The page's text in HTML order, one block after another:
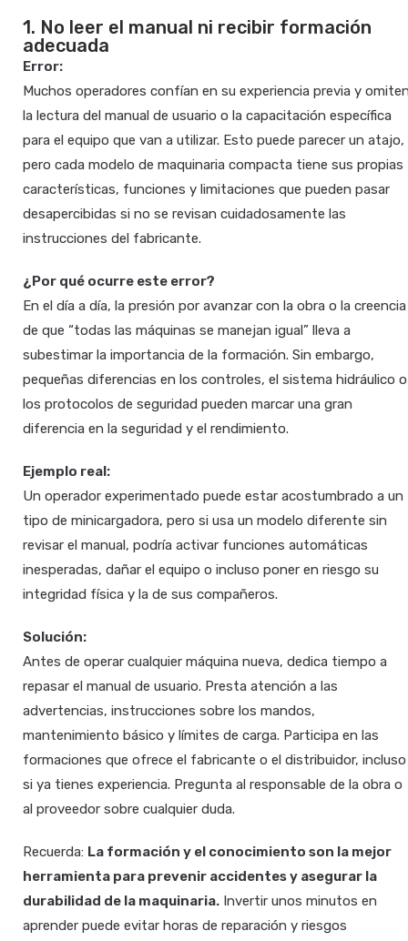
1. No leer el manual ni recibir formación
adecuada
Error:
Muchos operadores confían en su experiencia previa y
la lectura del manual de usuario o la capacitación específica
para el equipo que van a utilizar. Esto puede parecer un atajo,
pero cada modelo de maquinaria compacta tiene sus propias
características, funciones y limitaciones que pueden pasar
desapercibidas si no se revisan cuidadosamente las
instrucciones del fabricante.
¿Por qué ocurre este error?
En el día a día, la presión por avanzar con la obra o la creencia
de que “todas las máquinas se manejan igual” lleva a
subestimar la importancia de la formación. Sin embargo,
pequeñas diferencias en los controles, el sistema hidráulico o
los protocolos de seguridad pueden marcar una gran
diferencia en la seguridad y el rendimiento.
Ejemplo real:
Un operador experimentado puede estar acostumbrado a un
tipo de minicargadora, pero si usa un modelo diferente sin
revisar el manual, podría activar funciones automáticas
inesperadas, dañar el equipo o incluso poner en riesgo su
integridad física y la de sus compañeros.
Solución:
Antes de operar cualquier máquina nueva, dedica tiempo a
repasar el manual de usuario. Presta atención a las
advertencias, instrucciones sobre los mandos,
mantenimiento básico y límites de carga. Participa en las
formaciones que ofrece el fabricante o el distribuidor, incluso
si ya tienes experiencia. Pregunta al responsable de la obra o
al proveedor sobre cualquier duda.
Recuerda: La formación y el conocimiento son la mejor
herramienta para prevenir accidentes y asegurar la
durabilidad de la maquinaria. Invertir unos minutos en
aprender puede evitar horas de reparación y riesgos